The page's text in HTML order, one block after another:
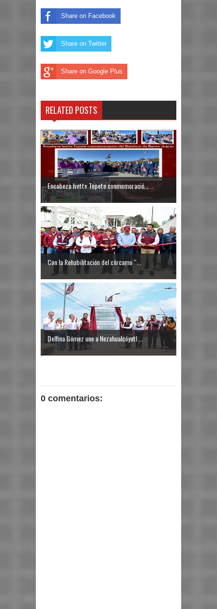
Share on Facebook
Share on Twitter
Share on Google Plus
RELATED POSTS
Encabeza Ivette Topete conmemoració...
Con la Rehabilitación del cárcamo “...
Delfina Gómez une a Nezahualcóyotl ...
0 comentarios: